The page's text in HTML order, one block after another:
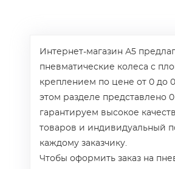
Интернет-магазин А5
пневматические колеса с
креплением по цене от 0 до
этом разделе представлено
гарантируем высокое
товаров и индивидуальный
каждому заказчику.
Чтобы оформить заказ на